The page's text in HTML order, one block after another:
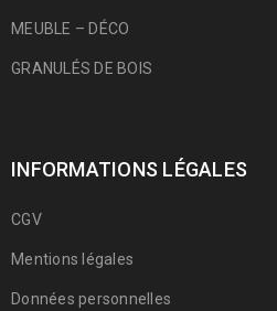
MEUBLE – DÉCO
GRANULÉS DE BOIS
INFORMATIONS LÉGALES
CGV
Mentions légales
Données personnelles